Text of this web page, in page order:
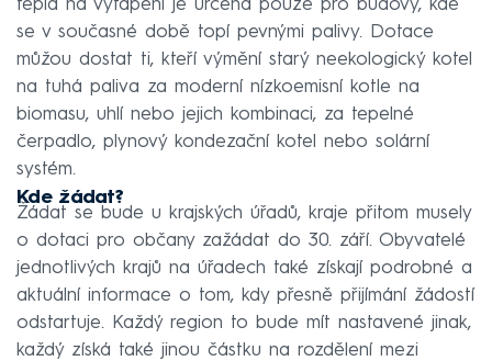
tepla na vytápění je určena pouze pro budovy, kde
se v současné době topí pevnými palivy. Dotace
můžou dostat ti, kteří výmění starý neekologický kotel
na tuhá paliva za moderní nízkoemisní kotle na
biomasu, uhlí nebo jejich kombinaci, za tepelné
čerpadlo, plynový kondezační kotel nebo solární
systém.
Kde žádat?
Žádat se bude u krajských úřadů, kraje přitom musely
o dotaci pro občany zažádat do 30. září. Obyvatelé
jednotlivých krajů na úřadech také získají podrobné a
aktuální informace o tom, kdy přesně přijímání žádostí
odstartuje. Každý region to bude mít nastavené jinak,
každý získá také jinou částku na rozdělení mezi